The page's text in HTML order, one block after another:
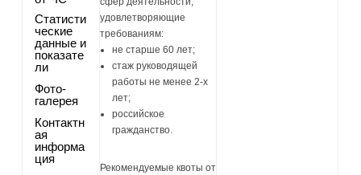
Статисти
ческие
данные и
показате
ли
Фото-
галерея
Контактн
ая
информа
ция
удовлетворяющие
требованиям:
не старше 60 лет;
стаж руководящей
работы не менее 2-х
лет;
российское
гражданство.
Рекомендуемые квоты от